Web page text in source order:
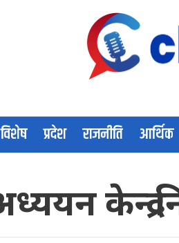
प्रदेश राजनीति आर्थिक
केन्द्र